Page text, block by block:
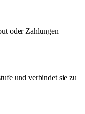
oder Zahlungen
und verbindet sie zu